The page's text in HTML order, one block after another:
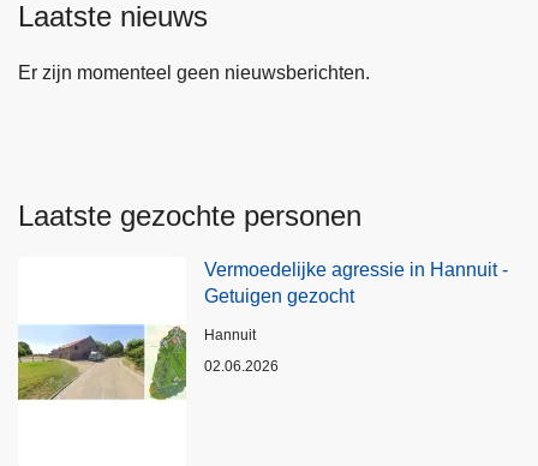
Laatste nieuws
Er zijn momenteel geen nieuwsberichten.
Laatste gezochte personen
Vermoedelijke agressie in Hannuit -
Getuigen gezocht
Plaats
Hannuit
02.06.2026